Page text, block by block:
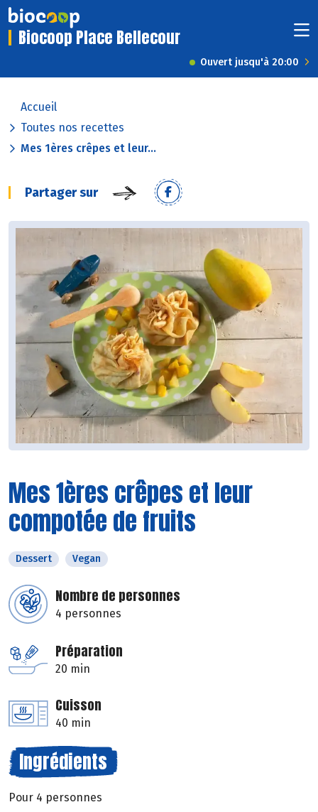
Biocoop Place Bellecour
Ouvert jusqu'à 20:00
Accueil
Toutes nos recettes
Mes 1ères crêpes et leur...
Partager sur
Mes 1ères crêpes et leur
compotée de fruits
Dessert Vegan
Nombre de personnes
4 personnes
Préparation
20 min
Cuisson
40 min
Ingrédients
Pour 4 personnes